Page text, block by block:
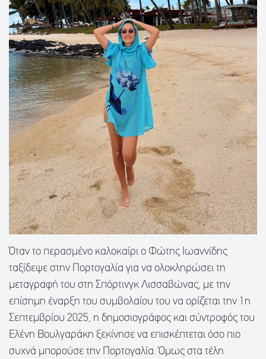
Όταν το περασμένο καλοκαίρι ο Φώτης Ιωαννίδης
ταξίδεψε στην Πορτογαλία για να ολοκληρώσει τη
μεταγραφή του στη Σπόρτινγκ Λισσαβώνας, με την
επίσημη έναρξη του συμβολαίου του να ορίζεται την 1η
Σεπτεμβρίου 2025, η δημοσιογράφος και σύντροφός του
Ελένη Βουλγαράκη ξεκίνησε να επισκέπτεται όσο πιο
συχνά μπορούσε την Πορτογαλία. Όμως στα τέλη